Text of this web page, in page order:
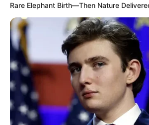
Rare Elephant Birth—Then Nature